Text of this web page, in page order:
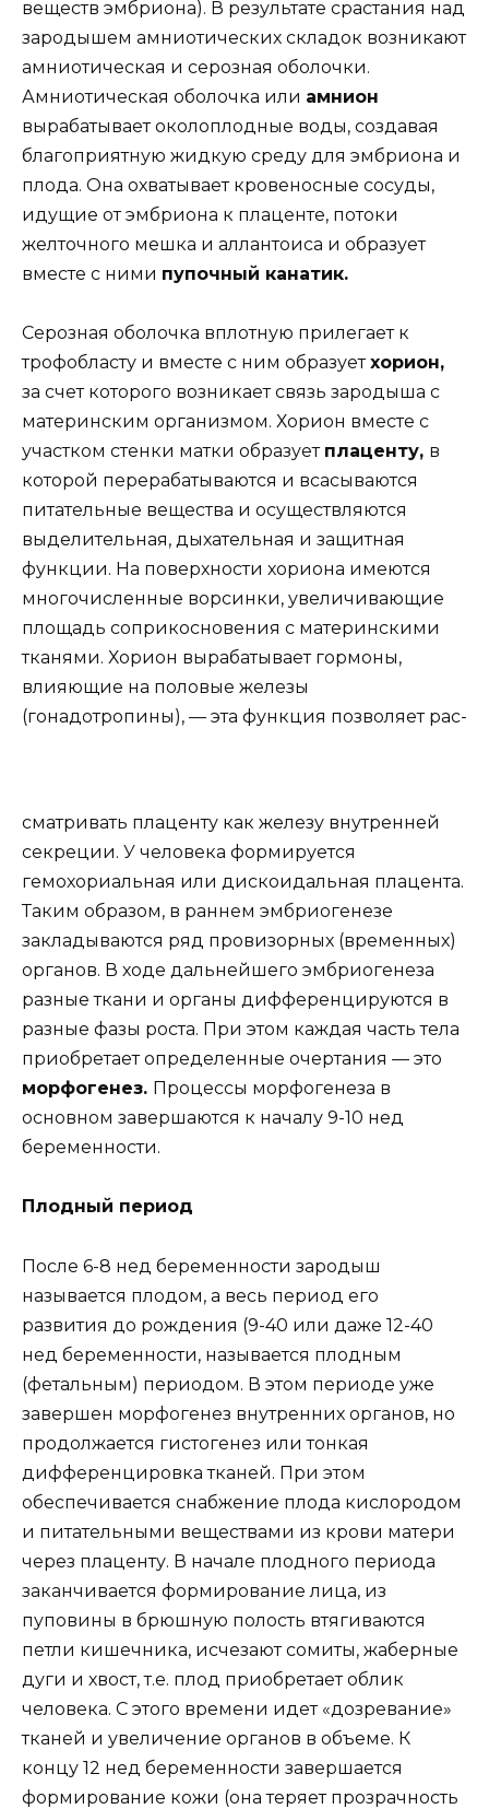
веществ эмбриона). В результате срастания над
зародышем амниотических складок возникают
амниотическая и серозная оболочки.
Амниотическая оболочка или амнион
вырабатывает околоплодные воды, создавая
благоприятную жидкую среду для эмбриона и
плода. Она охватывает кровеносные сосуды,
идущие от эмбриона к плаценте, потоки
желточного мешка и аллантоиса и образует
вместе с ними пупочный канатик.
Серозная оболочка вплотную прилегает к
трофобласту и вместе с ним образуетхорион,
за счет которого возникает связь зародыша с
материнским организмом. Хорион вместе с
участком стенки матки образует плаценту, в
которой перерабатываются и всасываются
питательные вещества и осуществляются
выделительная, дыхательная и защитная
функции. На поверхности хориона имеются
многочисленные ворсинки, увеличивающие
площадь соприкосновения с материнскими
тканями. Хорион вырабатывает гормоны,
влияющие на половые железы
(гонадотропины), — эта функция позволяет рас-
сматривать плаценту как железу внутренней
секреции. У человека формируется
гемохориальная или дискоидальная плацента.
Таким образом, в раннем эмбриогенезе
закладываются ряд провизорных (временных)
органов. В ходе дальнейшего эмбриогенеза
разные ткани и органы дифференцируются в
разные фазы роста. При этом каждая часть тела
приобретает определенные очертания — это
морфогенез. Процессы морфогенеза в
основном завершаются к началу 9-10 нед
беременности.
Плодный период
После 6-8 нед беременности зародыш
называется плодом, а весь период его
развития до рождения (9-40 или даже 12-40
нед беременности, называется плодным
(фетальным) периодом. В этом периоде уже
завершен морфогенез внутренних органов, но
продолжается гистогенез или тонкая
дифференцировка тканей. При этом
обеспечивается снабжение плода кислородом
и питательными веществами из крови матери
через плаценту. В начале плодного периода
заканчивается формирование лица, из
пуповины в брюшную полость втягиваются
петли кишечника, исчезают сомиты, жаберные
дуги и хвост, т.е. плод приобретает облик
человека. С этого времени идет «дозревание»
тканей и увеличение органов в объеме. К
концу 12 нед беременности завершается
формирование кожи (она теряет прозрачность